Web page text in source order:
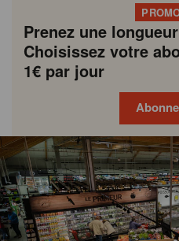
Prenez une
Choisissez votre
1€ par jour
Gondola
academy
Gondola
society